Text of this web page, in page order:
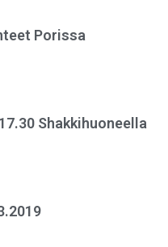
Porissa
Shakkihuoneella